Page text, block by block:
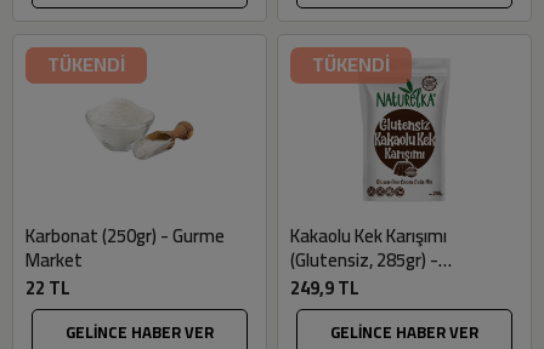
TÜKENDİ
Karbonat (250gr) - Gurme
Market
22 TL
GELİNCE HABER VER
TÜKENDİ
Kakaolu Kek Karışımı
(Glutensiz, 285gr) -
Naturelka
249,9 TL
GELİNCE HABER VER